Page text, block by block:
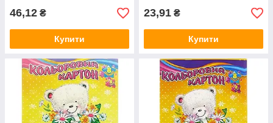
46,12 ₴
Купити
23,91 ₴
Купити